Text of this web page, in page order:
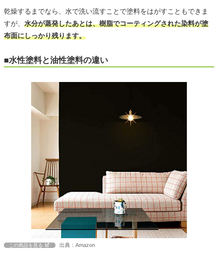
乾燥するまでなら、水で洗い流すことで塗料をはがすこともできま
すが、 水分が蒸発したあとは、樹脂でコーティングされた染料が塗
布面にしっかり残ります。
■水性塗料と油性塗料の違い
この商品を見る 出典：Amazon